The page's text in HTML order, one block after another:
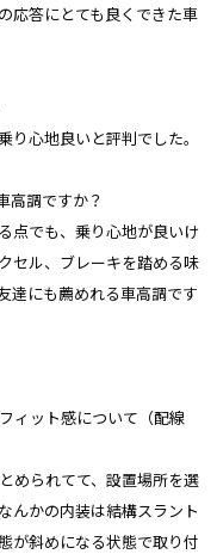
応答にとても良くできた車
心地良いと評判でした。
高調ですか？
点でも、乗り心地が良いけ
セル、ブレーキを踏める味
達にも薦めれる車高調です
ィット感について（配線
められてて、設置場所を選
んかの内装は結構スラント
が斜めになる状態で取り付